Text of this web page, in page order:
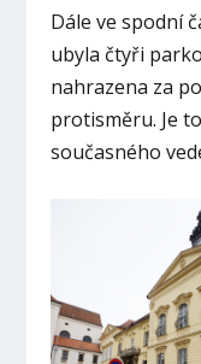
Dále ve spodní
ubyla čtyři
nahrazena za
protisměru. Je
současného